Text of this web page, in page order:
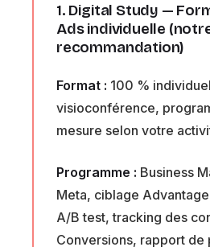
1. Digital Study —
Ads individuelle
recommandation)
Format : 100 %
visioconférence,
mesure selon votre
Programme : Business
Meta, ciblage
A/B test, tracking des
Conversions, rapport de